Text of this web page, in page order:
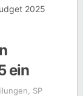
2025
ein
SP